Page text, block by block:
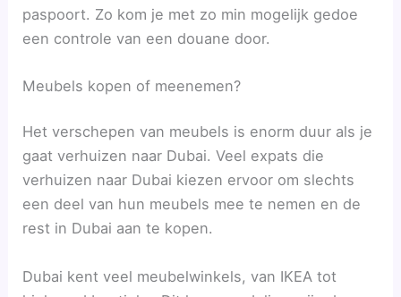
paspoort. Zo kom je met zo min mogelijk gedoe
een controle van een douane door.
Meubels kopen of meenemen?
Het verschepen van meubels is enorm duur als je
gaat verhuizen naar Dubai. Veel expats die
verhuizen naar Dubai kiezen ervoor om slechts
een deel van hun meubels mee te nemen en de
rest in Dubai aan te kopen.
Dubai kent veel meubelwinkels, van IKEA tot